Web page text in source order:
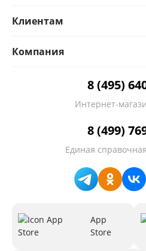
Клиентам
Компания
8 (495)
Интернет-
8 (499)
Единая справочная
App
Store